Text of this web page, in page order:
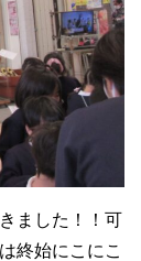
ました！！可
終始にこにこ